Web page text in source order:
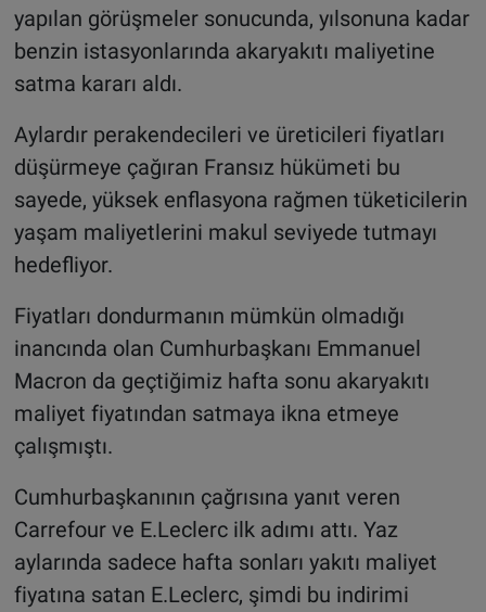
yapılan görüşmeler sonucunda, yılsonuna kadar
benzin istasyonlarında akaryakıtı maliyetine
satma kararı aldı.
Aylardır perakendecileri ve üreticileri fiyatları
düşürmeye çağıran Fransız hükümeti bu
sayede, yüksek enflasyona rağmen tüketicilerin
yaşam maliyetlerini makul seviyede tutmayı
hedefliyor.
Fiyatları dondurmanın mümkün olmadığı
inancında olan Cumhurbaşkanı Emmanuel
Macron da geçtiğimiz hafta sonu akaryakıtı
maliyet fiyatından satmaya ikna etmeye
çalışmıştı.
Cumhurbaşkanının çağrısına yanıt veren
Carrefour ve E.Leclerc ilk adımı attı. Yaz
aylarında sadece hafta sonları yakıtı maliyet
fiyatına satan E.Leclerc, şimdi bu indirimi